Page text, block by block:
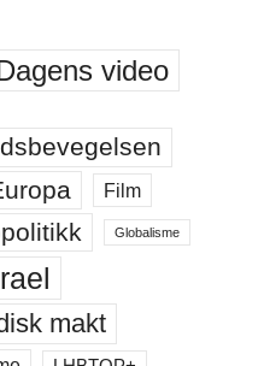
video
Film
Globalisme
makt